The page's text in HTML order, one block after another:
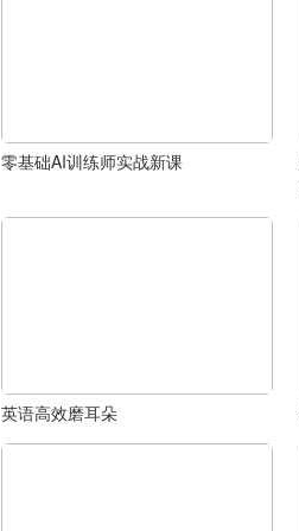
零基础AI训练师实战新课
英语高效磨耳朵